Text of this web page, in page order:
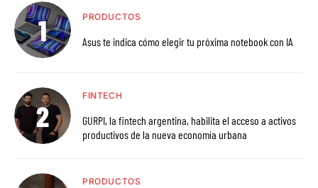
PRODUCTOS
Asus te indica cómo elegir tu próxima notebook con IA
FINTECH
GURPI, la fintech argentina, habilita el acceso a activos
productivos de la nueva economía urbana
PRODUCTOS